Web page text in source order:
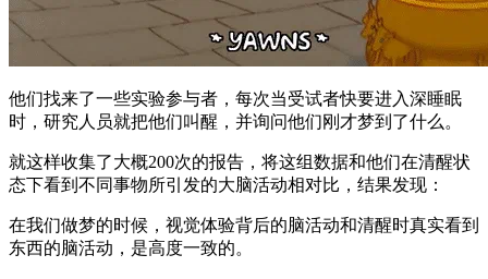
他们找来了一些实验参与者，每次当受试者快要进入深睡眠
时，研究人员就把他们叫醒，并询问他们刚才梦到了什么。
就这样收集了大概200次的报告，将这组数据和他们在清醒状
态下看到不同事物所引发的大脑活动相对比，结果发现：
在我们做梦的时候，视觉体验背后的脑活动和清醒时真实看到
东西的脑活动，是高度一致的。